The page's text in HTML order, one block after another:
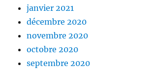
janvier 2021
décembre 2020
novembre 2020
octobre 2020
septembre 2020